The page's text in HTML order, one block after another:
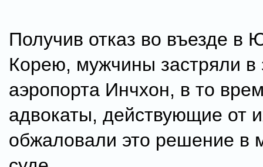
Получив отказ во въезде в
Корею, мужчины застряли в
аэропорта Инчхон, в то
адвокаты, действующие от
обжаловали это решение в